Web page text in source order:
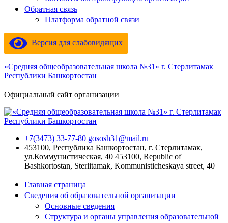
Обратная связь
Платформа обратной связи
Версия для слабовидящих
«Средняя общеобразовательная школа №31» г. Стерлитамак
Республики Башкортостан
Официальный сайт организации
+7(3473) 33-77-80 gososh31@mail.ru
453100, Республика Башкортостан, г. Стерлитамак,
ул.Коммунистическая, 40 453100, Republic of
Bashkortostan, Sterlitamak, Kommunisticheskaya street, 40
Главная страница
Сведения об образовательной организации
Основные сведения
Структура и органы управления образовательной